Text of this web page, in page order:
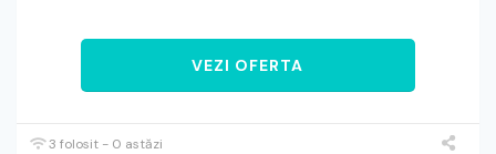
VEZI OFERTA
3 folosit - 0 astăzi